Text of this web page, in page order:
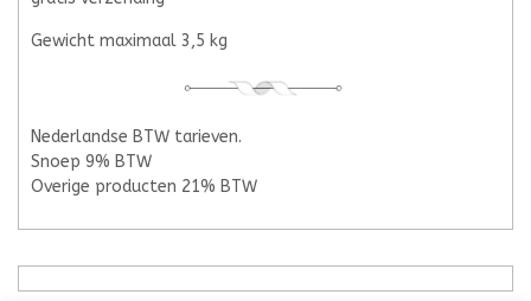
Gewicht maximaal 3,5 kg
Nederlandse BTW tarieven.
Snoep 9% BTW
Overige producten 21% BTW